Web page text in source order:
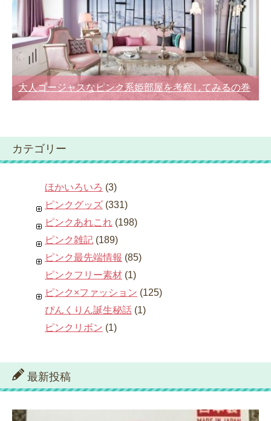
大人ゴージャスなピンク系姫部屋を考察してみるの巻
カテゴリー
ほかいろいろ (3)
ピンクグッズ (331)
ピンクあれこれ (198)
ピンク雑記 (189)
ピンク最先端情報 (85)
ピンクフリー素材 (1)
ピンク×ファッション (125)
ぴんくりん誕生秘話 (1)
ピンクリボン (1)
最新投稿